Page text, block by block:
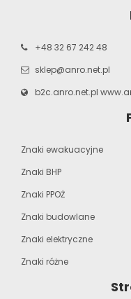
+48 32 67 242 48
sklep@anro.net.pl
b2c.anro.net.pl
Znaki ewakuacyjne
Znaki BHP
Znaki PPOŻ
Znaki budowlane
Znaki elektryczne
Znaki różne